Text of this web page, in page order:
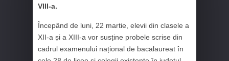
VIII-a.
Începând de luni, 22 martie, elevii din clasele a
XII-a și a XIII-a vor susține probele scrise din
cadrul examenului național de bacalaureat în